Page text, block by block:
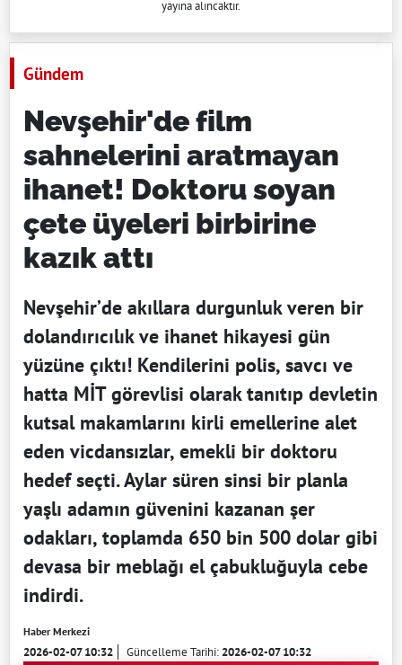
yayına alıncaktır.
Gündem
Nevşehir'de film
sahnelerini aratmayan
ihanet! Doktoru soyan
çete üyeleri birbirine
kazık attı
Nevşehir’de akıllara durgunluk veren bir
dolandırıcılık ve ihanet hikayesi gün
yüzüne çıktı! Kendilerini polis, savcı ve
hatta MİT görevlisi olarak tanıtıp devletin
kutsal makamlarını kirli emellerine alet
eden vicdansızlar, emekli bir doktoru
hedef seçti. Aylar süren sinsi bir planla
yaşlı adamın güvenini kazanan şer
odakları, toplamda 650 bin 500 dolar gibi
devasa bir meblağı el çabukluğuyla cebe
indirdi.
Haber Merkezi
2026-02-07 10:32 Güncelleme Tarihi:2026-02-07 10:32